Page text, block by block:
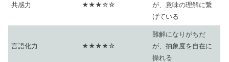
共感力 ★★★☆☆
が、意味の理解に繋
げている
言語化力 ★★★★☆
難解になりがちだ
が、抽象度を自在に
操れる